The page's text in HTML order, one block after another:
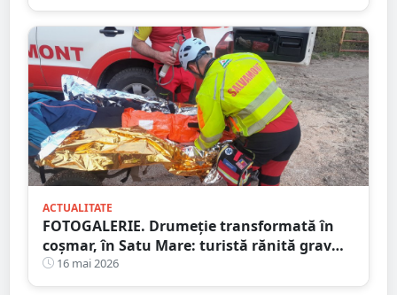
ACTUALITATE
FOTOGALERIE. Drumeție transformată în
coșmar, în Satu Mare: turistă rănită grav
după ce a alergat pe un traseu acoperit cu
frunze
16 mai 2026